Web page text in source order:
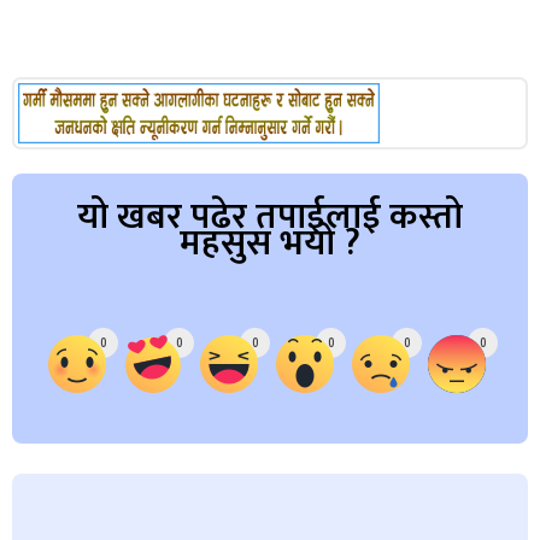
यो खबर पढेर तपाईलाई कस्तो
महसुस भयो ?
0 0 0 0 0 0